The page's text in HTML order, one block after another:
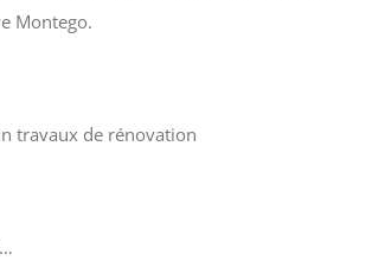
Montego.
travaux de rénovation